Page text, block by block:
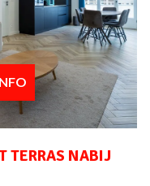
TERRAS NABIJ